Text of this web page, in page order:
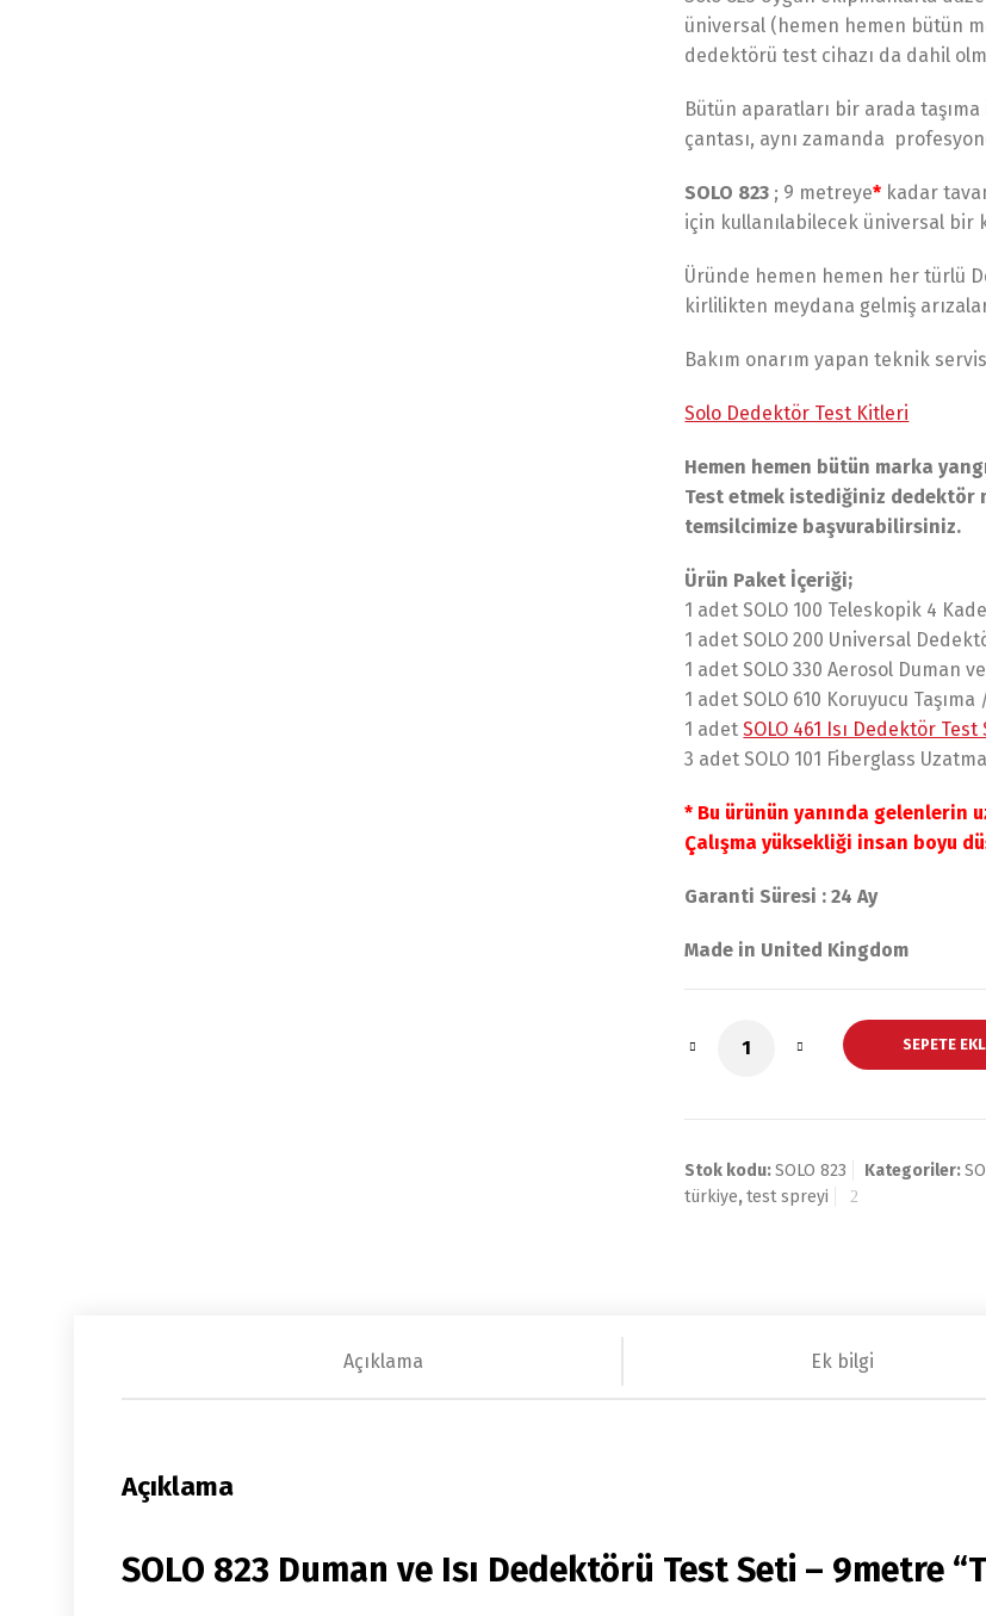
3.950,00 $. fiyat:
üniversal (hemen hemen bütün
dedektörü test cihazı da dahil
Bütün aparatları bir arada
çantası, aynı zamanda
SOLO 823 ; 9 metreye* kadar
için kullanılabilecek üniversal bir
Üründe hemen hemen her türlü
kirlilikten meydana gelmiş
Bakım onarım yapan teknik
Solo Dedektör Test Kitleri
Hemen hemen bütün marka
Test etmek istediğiniz dedektör
temsilcimize başvurabilirsiniz.
Ürün Paket İçeriği;
1 adet SOLO 100 Teleskopik 4
1 adet SOLO 200 Universal
1 adet SOLO 330 Aerosol Duman
1 adet SOLO 610 Koruyucu Taşıma
1 adetSOLO 461 Isı Dedektör Test
3 adet SOLO 101 Fiberglass
* Bu ürünün yanında gelenlerin
Çalışma yüksekliği insan boyu
Garanti Süresi : 24 Ay
Made in United Kingdom
SEPETE
Stok kodu:SOLO 823 Kategoriler:
türkiye,test spreyi
Açıklama Ek bilgi
Açıklama
SOLO 823 Duman ve Isı Dedektörü Test Seti – 9metre